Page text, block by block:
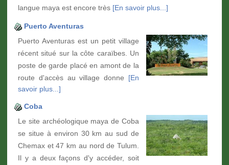
langue maya est encore très [En savoir plus...]
Puerto Aventuras
Puerto Aventuras est un petit village
récent situé sur la côte caraïbes. Un
poste de garde placé en amont de la
route d'accès au village donne [En
savoir plus...]
Coba
Le site archéologique maya de Coba
se situe à environ 30 km au sud de
Chemax et 47 km au nord de Tulum.
Il y a deux façons d'y accéder, soit